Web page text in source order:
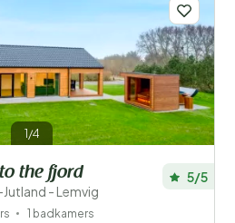
1/4
the fjord
- Lemvig
5/5
1 badkamers